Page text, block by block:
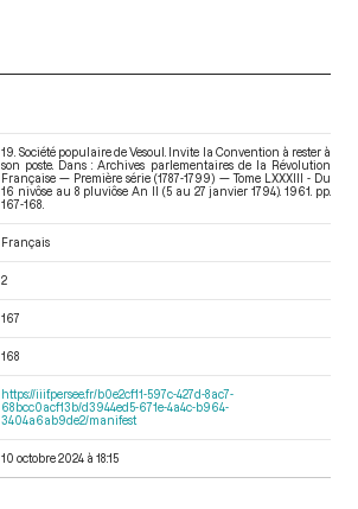
19. Société populaire de Vesoul. Invite la Convention à rester à
son poste. Dans : Archives parlementaires de la Révolution
Française — Première série (1787-1799) — Tome LXXXIII - Du
16 nivôse au 8 pluviôse An II (5 au 27 janvier 1794) . 1961. pp.
167-168.
Français
2
167
168
https://iiif.persee.fr/b0e2cf11-597c-427d-8ac7-
68bcc0acf13b/d3944ed5-671e-4a4c-b964-
3404a6ab9de2/manifest
10 octobre 2024 à 18:15